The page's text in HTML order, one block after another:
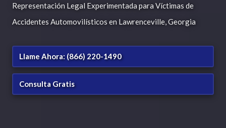
Representación Legal Experimentada para Víctimas de
Accidentes Automovilísticos en Lawrenceville, Georgia
Llame Ahora: (866) 220-1490
Consulta Gratis